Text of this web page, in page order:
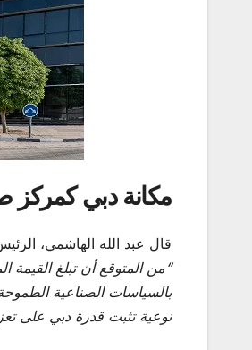
مكانة دبي كمركز
قال عبد الله الهاشمي،
“
بالسياسات الصناعية
نوعية تثبت قدرة دبي على